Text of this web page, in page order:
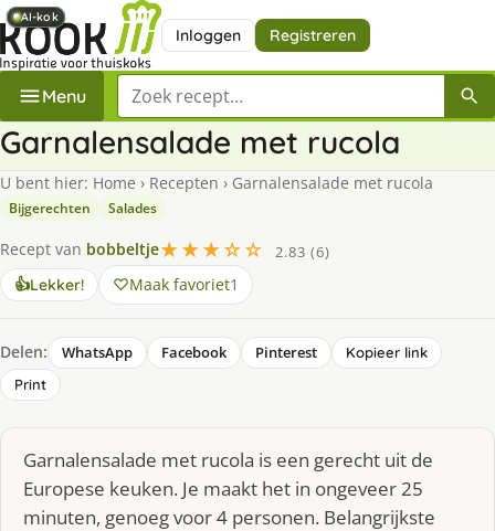
Inloggen Registreren
Menu Zoek een recept
Garnalensalade met rucola
U bent hier: Home › Recepten › Garnalensalade met rucola
Bijgerechten Salades
Recept van bobbeltje★★★☆☆
2.83 (6)
👍Lekker! Maak favoriet1
Delen: WhatsApp Facebook Pinterest
Kopieer link
Print
Garnalensalade met rucola is een gerecht uit de
Europese keuken. Je maakt het in ongeveer 25
minuten, genoeg voor 4 personen. Belangrijkste
AI-kok
AI-kok
AI-kok